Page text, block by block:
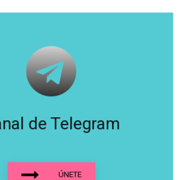
de Telegram
ÚNETE